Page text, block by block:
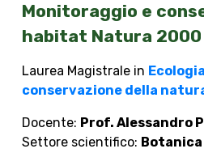
Monitoraggio e
habitat Natura 2000
Laurea Magistrale in
conservazione della
Docente: Prof. Alessandro
Settore scientifico: